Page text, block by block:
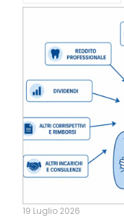
19 Luglio 2026